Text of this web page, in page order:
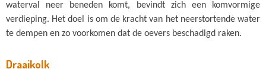
waterval neer beneden komt, bevindt zich een komvormige
verdieping. Het doel is om de kracht van het neerstortende water
te dempen en zo voorkomen dat de oevers beschadigd raken.
Draaikolk